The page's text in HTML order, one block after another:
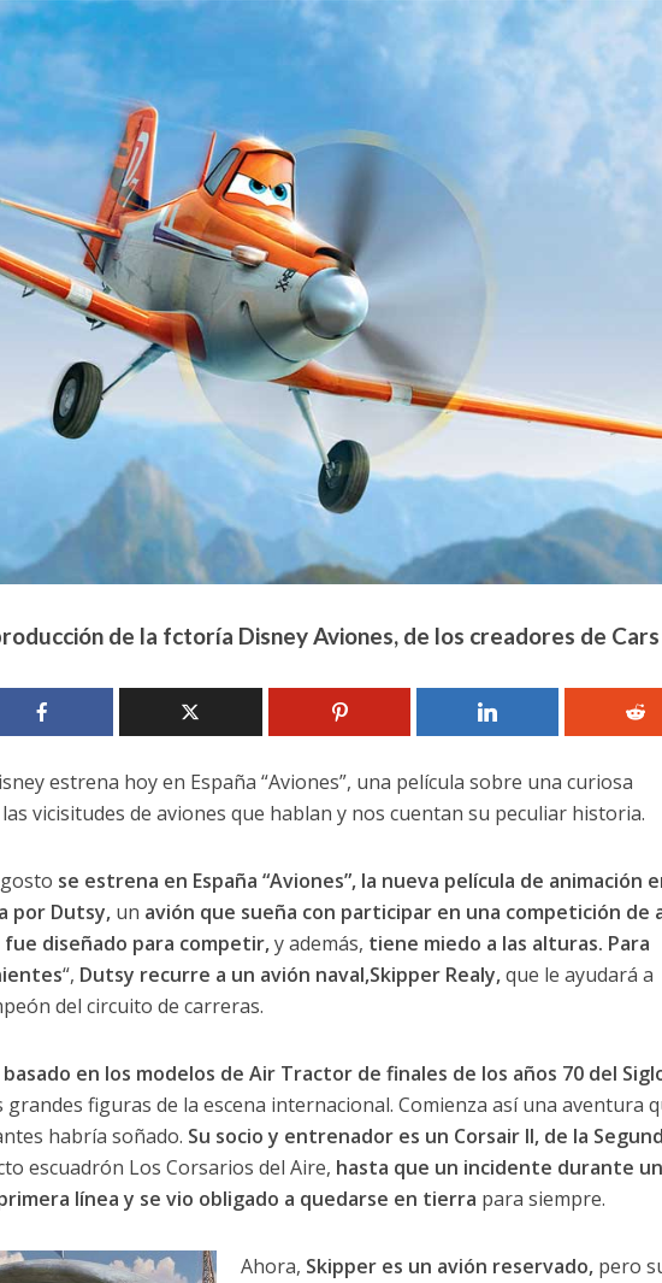
de la fctoría Disney Aviones, de los creadores de Cars
estrena hoy en España “Aviones”, una película sobre una curiosa
vicisitudes de aviones que hablan y nos cuentan su peculiar historia.
se estrena en España “Aviones”, la nueva película de animación
por Dutsy,un avión que sueña con participar en una competición de
diseñado para competir,y además, tiene miedo a las alturas. Para
“, Dutsy recurre a un avión naval,Skipper Realy,que le ayudará a
del circuito de carreras.
en los modelos de Air Tractor de finales de los años 70 del
figuras de la escena internacional. Comienza así una aventura
habría soñado. Su socio y entrenador es un Corsair II, de la
escuadrón Los Corsarios del Aire, hasta que un incidente durante
línea y se vio obligado a quedarse en tierra para siempre.
Ahora, Skipper es un avión reservado,pero